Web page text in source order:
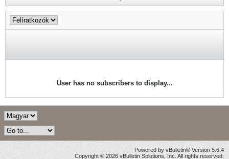
User has no subscribers to display...
Powered by vBulletin® Version 5.6.4
Copyright © 2026 vBulletin Solutions, Inc. All rights reserved.